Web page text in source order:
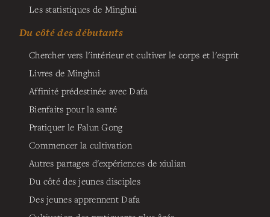
Les statistiques de Minghui
Du côté des débutants
Chercher vers l'intérieur et cultiver le corps et l'esprit
Livres de Minghui
Affinité prédestinée avec Dafa
Bienfaits pour la santé
Pratiquer le Falun Gong
Commencer la cultivation
Autres partages d'expériences de xiulian
Du côté des jeunes disciples
Des jeunes apprennent Dafa